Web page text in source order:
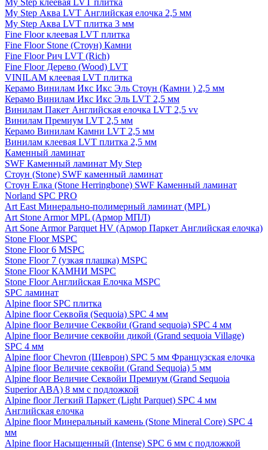
My Step клеевая LVT плитка
My Step Аква LVT Английская елочка 2,5 мм
My Step Аква LVT плитка 3 мм
Fine Floor клеевая LVT плитка
Fine Floor Stone (Стоун) Камни
Fine Floor Рич LVT (Rich)
Fine Floor Дерево (Wood) LVT
VINILAM клеевая LVT плитка
Керамо Винилам Икс Икс Эль Стоун (Камни ) 2,5 мм
Керамо Винилам Икс Икс Эль LVT 2,5 мм
Винилам Пакет Английская елочка LVT 2,5 vv
Винилам Премиум LVT 2,5 мм
Керамо Винилам Камни LVT 2,5 мм
Винилам клеевая LVT плитка 2,5 мм
Каменный ламинат
SWF Каменный ламинат My Step
Стоун (Stone) SWF каменный ламинат
Стоун Елка (Stone Herringbone) SWF Каменный ламинат
Norland SPC PRO
Art East Минерально-полимерный ламинат (MPL)
Art Stone Armor MPL (Армор МПЛ)
Art Sone Armor Parquet HV (Армор Паркет Английская елочка)
Stone Floor MSPC
Stone Floor 6 MSPC
Stone Floor 7 (узкая плашка) MSPC
Stone Floor КАМНИ MSPC
Stone Floor Английская Елочка MSPC
SPC ламинат
Alpine floor SPC плитка
Alpine floor Секвойя (Sequoia) SPC 4 мм
Alpine floor Величие Секвойи (Grand sequoia) SPC 4 мм
Alpine floor Величие секвойи дикой (Grand sequoia Village)
SPC 4 мм
Alpine floor Chevron (Шеврон) SPC 5 мм Французская елочка
Alpine floor Величие секвойи (Grand Sequoia) 5 мм
Alpine floor Величие Секвойи Премиум (Grand Sequoia
Superior ABA) 8 мм с подложкой
Alpine floor Легкий Паркет (Light Parquet) SPC 4 мм
Английская елочка
Alpine floor Минеральный камень (Stone Mineral Core) SPC 4
мм
Alpine floor Насыщенный (Intense) SPC 6 мм с подложкой